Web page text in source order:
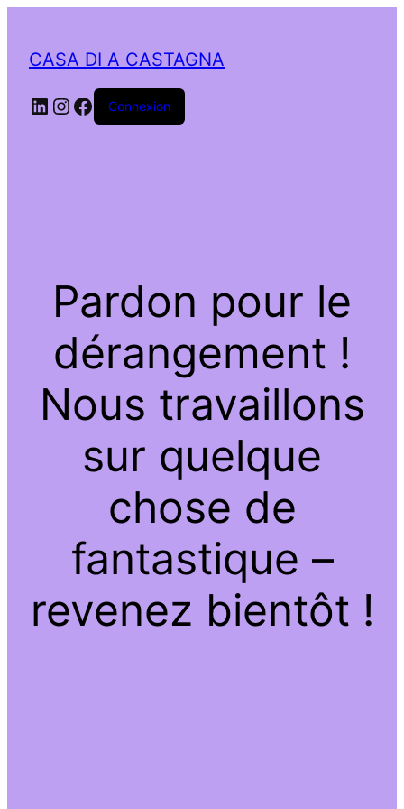
CASA DI A CASTAGNA
LinkedIn
Instagram
Facebook
Connexion
Pardon pour le
dérangement !
Nous travaillons
sur quelque
chose de
fantastique –
revenez bientôt !